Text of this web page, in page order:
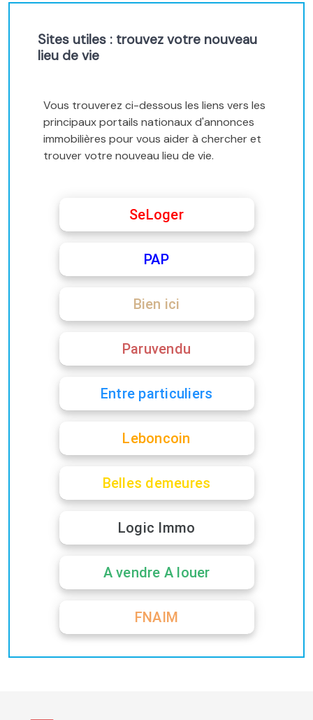
Sites utiles : trouvez votre nouveau
lieu de vie
Vous trouverez ci-dessous les liens vers les
principaux portails nationaux d'annonces
immobilières pour vous aider à chercher et
trouver votre nouveau lieu de vie.
SeLoger
PAP
Bien ici
Paruvendu
Entre particuliers
Leboncoin
Belles demeures
Logic Immo
A vendre A louer
FNAIM